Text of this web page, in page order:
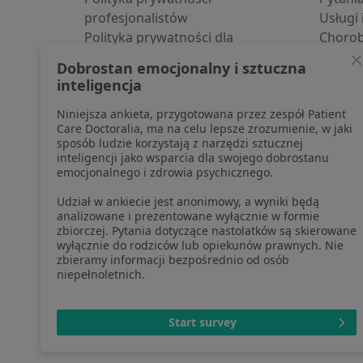
profesjonalistów
Polityka prywatności dla
pozyskaliśmy samodzielnie
Polityka cookies
Jak działają wyniki wyszukiwania
Dostępność
O nas
Praca Rekrutujemy!
Partnerzy
Centrum prasowe
Kontakt
Pomoc
Blog
otwiera się w
otwiera
Dobrostan emocjonalny i sztuczna
inteligencja
Niniejsza ankieta, przygotowana przez zespół Patient
Care Doctoralia, ma na celu lepsze zrozumienie, w jaki
sposób ludzie korzystają z narzędzi sztucznej
inteligencji jako wsparcia dla swojego dobrostanu
emocjonalnego i zdrowia psychicznego.
Udział w ankiecie jest anonimowy, a wyniki będą
analizowane i prezentowane wyłącznie w formie
zbiorczej. Pytania dotyczące nastolatków są skierowane
wyłącznie do rodziców lub opiekunów prawnych. Nie
zbieramy informacji bezpośrednio od osób
niepełnoletnich.
Start survey